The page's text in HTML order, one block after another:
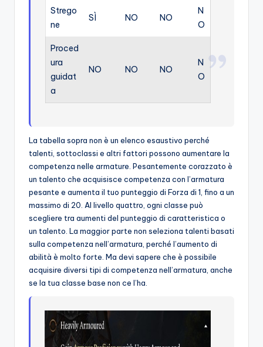
Strego
ne
SÌ NO NO
N
O
Proced
ura
guidat
a
NO NO NO
N
O
La tabella sopra non è un elenco esaustivo perché
talenti, sottoclassi e altri fattori possono aumentare la
competenza nelle armature. Pesantemente corazzato è
un talento che acquisisce competenza con l’armatura
pesante e aumenta il tuo punteggio di Forza di 1, fino a un
massimo di 20. Al livello quattro, ogni classe può
scegliere tra aumenti del punteggio di caratteristica o
un talento. La maggior parte non seleziona talenti basati
sulla competenza nell’armatura, perché l’aumento di
abilità è molto forte. Ma devi sapere che è possibile
acquisire diversi tipi di competenza nell’armatura, anche
se la tua classe base non ce l’ha.